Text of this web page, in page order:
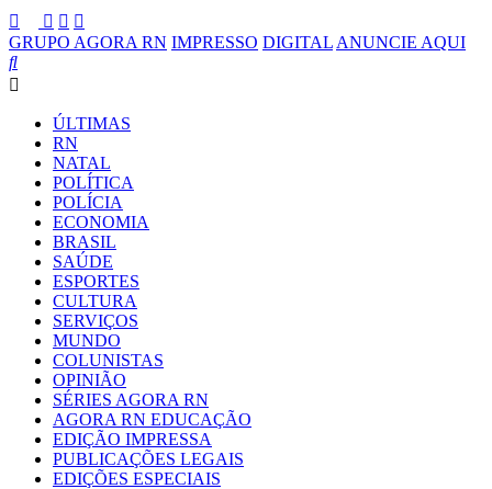
GRUPO AGORA RN IMPRESSO DIGITAL ANUNCIE AQUI
ÚLTIMAS
RN
NATAL
POLÍTICA
POLÍCIA
ECONOMIA
BRASIL
SAÚDE
ESPORTES
CULTURA
SERVIÇOS
MUNDO
COLUNISTAS
OPINIÃO
SÉRIES AGORA RN
AGORA RN EDUCAÇÃO
EDIÇÃO IMPRESSA
PUBLICAÇÕES LEGAIS
EDIÇÕES ESPECIAIS